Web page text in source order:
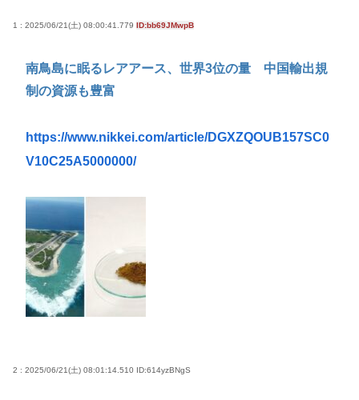
彼氏がいないと謳いケツのデカさで売れてタワマン
「自閉スペクトラム症」と診断され泣く
女子高生コスプレイヤー、夏の電車が臭くて苦言
ンハイター薄めた水で一回まわそう！」
【画像あり】女子大生「長岡の花火行ってきた」 花
29歳バンドマン俺、もうどうやったらバズるのかわ
からん
はっきり言って高卒や中卒よりも、いい歳して独身
のほうが恥ずかしいよな🤔
高市早苗さん、憧れのバンドを官邸に招き、自身の
かされる「女神の加護を受けしママのサーガ」3巻 今
1 : 2025/06/21(土) 08:00:41.779 ID:bb69JMwpB
南鳥島に眠るレアアース、世界3位の量 中国輸出規
制の資源も豊富
https://www.nikkei.com/article/DGXZQOUB157SC0
V10C25A5000000/
2 : 2025/06/21(土) 08:01:14.510 ID:614yzBNgS